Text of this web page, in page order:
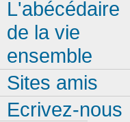
L'abécédaire
de la vie
ensemble
Sites amis
Ecrivez-nous